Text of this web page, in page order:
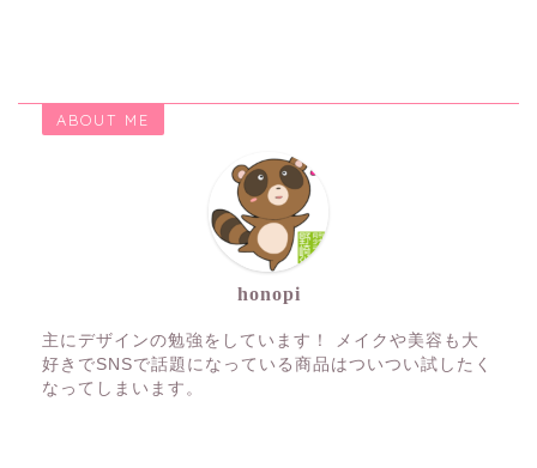
ABOUT ME
honopi
主にデザインの勉強をしています！ メイクや美容も大
好きでSNSで話題になっている商品はついつい試したく
なってしまいます。